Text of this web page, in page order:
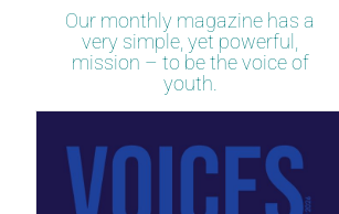
Our monthly magazine has a
very simple, yet powerful,
mission – to be the voice of
youth.